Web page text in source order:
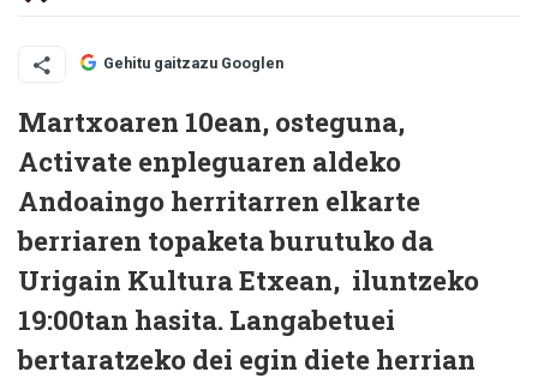
Gehitu gaitzazu Googlen
Martxoaren 10ean, osteguna,
Activate enpleguaren aldeko
Andoaingo herritarren elkarte
berriaren topaketa burutuko da
Urigain Kultura Etxean, iluntzeko
19:00tan hasita. Langabetuei
bertaratzeko dei egin diete herrian